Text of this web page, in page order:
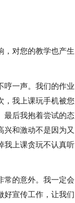
，对您的教学也产生
哼一声。我们的作业
，我上课玩手机被您
最后我抱着尝试的态
兴和激动不是因为又
我上课贪玩不认真听
常的意外。我一定会
好宣传工作，让我们